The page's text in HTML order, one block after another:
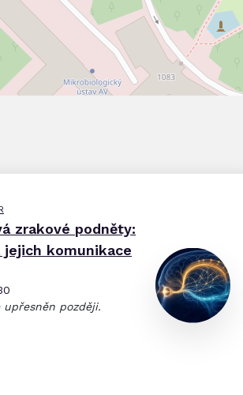
zrakové podněty:
jejich komunikace
upřesněn později.